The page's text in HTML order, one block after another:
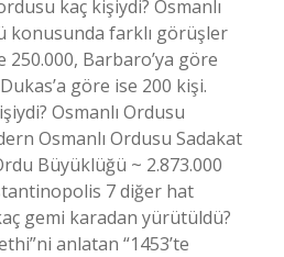
kaç kişiydi? Osmanlı
konusunda farklı görüşler
250.000, Barbaro’ya göre
göre ise 200 kişi.
Osmanlı Ordusu
Osmanlı Ordusu Sadakat
Büyüklüğü ~ 2.873.000
7 diğer hat
gemi karadan yürütüldü?
anlatan “1453’te